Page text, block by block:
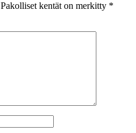
Pakolliset kentät on merkitty *